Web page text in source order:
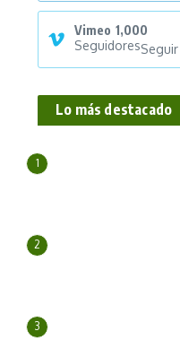
Vimeo 1,000
SeguidoresSeguir
Lo más destacado
1
2
3